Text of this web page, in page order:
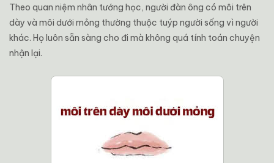
Theo quan niệm nhân tướng học, người đàn ông có môi trên
dày và môi dưới mỏng thường thuộc tuýp người sống vì người
khác. Họ luôn sẵn sàng cho đi mà không quá tính toán chuyện
nhận lại.